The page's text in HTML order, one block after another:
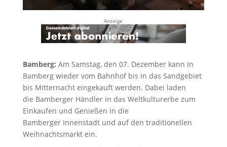
Anzeige
Bamberg: Am Samstag, den 07. Dezember kann in
Bamberg wieder vom Bahnhof bis in das Sandgebiet
bis Mitternacht eingekauft werden. Dabei laden
die Bamberger Händler in das Weltkulturerbe zum
Einkaufen und Genießen in die
Bamberger Innenstadt und auf den traditionellen
Weihnachtsmarkt ein.